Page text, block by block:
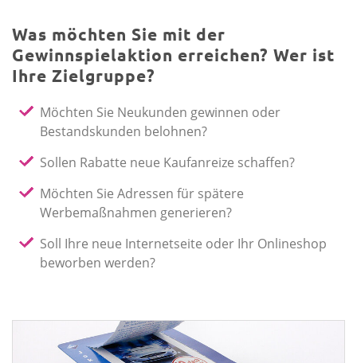
Was möchten Sie mit der
Gewinnspielaktion erreichen? Wer ist
Ihre Zielgruppe?
Möchten Sie Neukunden gewinnen oder
Bestandskunden belohnen?
Sollen Rabatte neue Kaufanreize schaffen?
Möchten Sie Adressen für spätere
Werbemaßnahmen generieren?
Soll Ihre neue Internetseite oder Ihr Onlineshop
beworben werden?